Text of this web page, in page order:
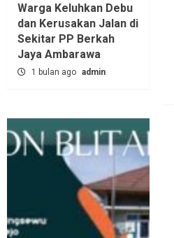
Warga Keluhkan Debu
dan Kerusakan Jalan di
Sekitar PP Berkah
Jaya Ambarawa‎
1 bulan ago admin